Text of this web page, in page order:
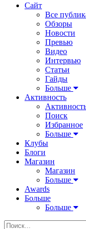
Сайт
Все
Обзоры
Новости
Превью
Видео
Интервью
Статьи
Гайды
Больше
Активность
Поиск
Избранное
Больше
Клубы
Блоги
Магазин
Магазин
Больше
Awards
Больше
Больше